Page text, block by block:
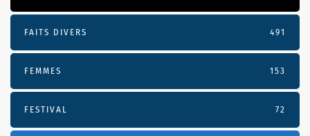
FAITS DIVERS 491
FEMMES 153
FESTIVAL 72